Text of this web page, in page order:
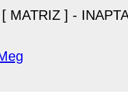
MATRIZ ] -